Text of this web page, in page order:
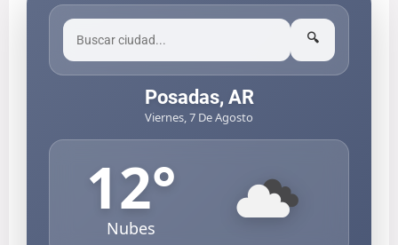
🔍
Posadas, AR
Viernes, 7 De Agosto
12°
Nubes